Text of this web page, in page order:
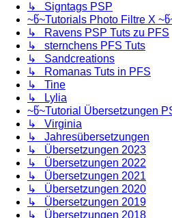
↳ Signtags PSP
~წ~Tutorials Photo Filtre X
↳ Ravens PSP Tuts zu PFS
↳ sternchens PFS Tuts
↳ Sandcreations
↳ Romanas Tuts in PFS
↳ Tine
↳ Lylia
~წ~Tutorial Übersetzungen
↳ Virginia
↳ Jahresübersetzungen
↳ Übersetzungen 2023
↳ Übersetzungen 2022
↳ Übersetzungen 2021
↳ Übersetzungen 2020
↳ Übersetzungen 2019
↳ Übersetzungen 2018